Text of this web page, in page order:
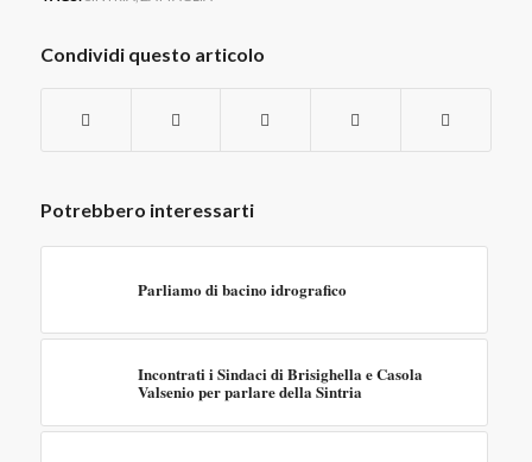
Condividi questo articolo
Potrebbero interessarti
Parliamo di bacino idrografico
Incontrati i Sindaci di Brisighella e Casola
Valsenio per parlare della Sintria